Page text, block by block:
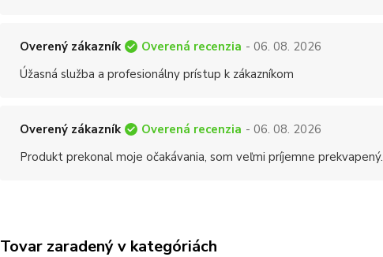
Overený zákazník Overená recenzia - 06. 08. 2026
Úžasná služba a profesionálny prístup k zákazníkom
Overený zákazník Overená recenzia - 06. 08. 2026
Produkt prekonal moje očakávania, som veľmi príjemne prekvapený.
Tovar zaradený v kategóriách